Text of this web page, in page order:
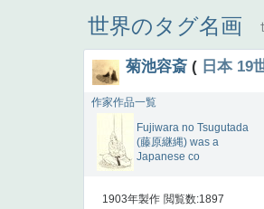
世界のタグ名画
菊池容斎 ( 日本 19
作家作品一覧
Fujiwara no Tsugutada
(藤原継縄) was a
Japanese co
1903年製作 閲覧数:1897